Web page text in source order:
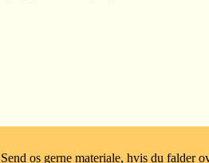
Send os gerne materiale, hvis du falder